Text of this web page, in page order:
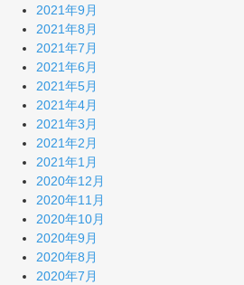
2021年9月
2021年8月
2021年7月
2021年6月
2021年5月
2021年4月
2021年3月
2021年2月
2021年1月
2020年12月
2020年11月
2020年10月
2020年9月
2020年8月
2020年7月